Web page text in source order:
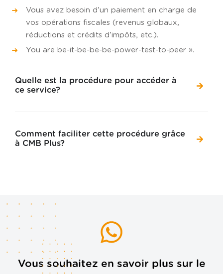
Vous avez besoin d’un paiement en charge de
vos opérations fiscales (revenus globaux,
réductions et crédits d’impôts, etc.).
You are be-it-be-be-be-power-test-to-peer ».
Quelle est la procédure pour accéder à
ce service?
Comment faciliter cette procédure grâce
à CMB Plus?
Vous souhaitez en savoir plus sur le